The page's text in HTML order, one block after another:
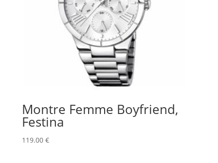
Montre Femme Boyfriend,
Festina
119.00 €